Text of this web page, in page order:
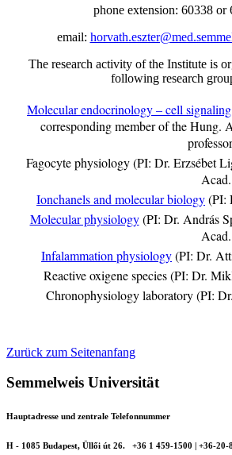
phone extension: 60338 or
email:
The research activity of the Institute is
following research
Molecular endocrinology – cell signaling
corresponding member of the Hung.
Fagocyte physiology (PI: Dr. Erzsébet
Ionchanels and molecular biology(PI:
Molecular physiology (PI: Dr. András
Infalammation physiology(PI: Dr.
Reactive oxigene species(PI: Dr.
Chronophysiology laboratory (PI:
Zurück zum Seitenanfang
Semmelweis Universität
Hauptadresse und zentrale Telefonnummer
H - 1085 Budapest, Üllői út 26. +36 1 459-1500 | +36-20-